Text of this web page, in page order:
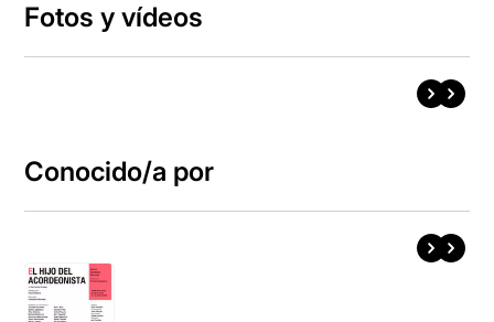
Fotos y vídeos
Conocido/a por